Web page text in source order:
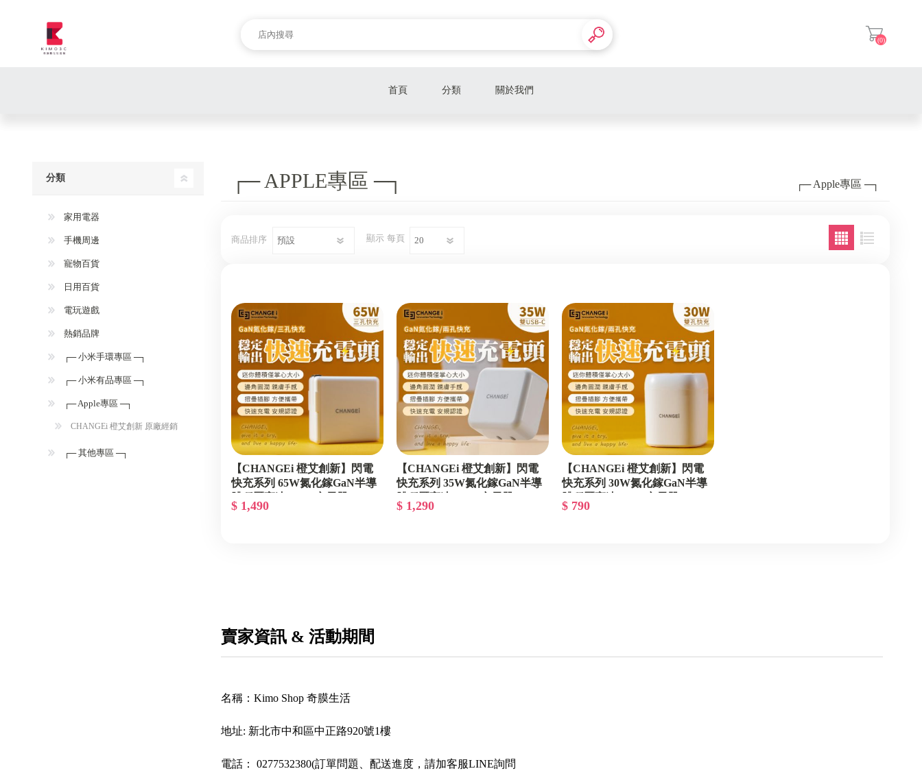
(0)
首頁 分類
Love can fly樂健飛 原廠經
銷
Lynx天貓座 原廠經銷
ATTILA阿提拉 原廠經銷
So satisfied豪滿億 原廠經銷
Absolute絕對喵 原廠經銷
Maoday毛商行 原廠經銷
小雲盒子 網路經銷
尚朋堂 原廠經銷
┌─ 小米手環專區 ─┐
┌─ 小米有品專區 ─┐ bebird 蜂鳥系列
┌─ Apple專區 ─┐
CHANGEi 橙艾創新 原廠經
銷
┌─ 其他專區 ─┐
CLSC城市塊根 原廠經銷
關於我們
┌─ APPLE專區 ─┐ ┌─ Apple專區 ─┐
商品排序 顯示 每頁
【CHANGEi 橙艾創新】閃電
快充系列 65W氮化鎵GaN半導
$ 1,490
【CHANGEi 橙艾創新】閃電
快充系列 35W氮化鎵GaN半導
$ 1,290
【CHANGEi 橙艾創新】閃電
快充系列 30W氮化鎵GaN半導
$ 790
賣家資訊 & 活動期間
名稱： Kimo Shop 奇膜生活
地址: 新北市中和區中正路920號1樓
電話： 0277532380(訂單問題、配送進度，請加客服LINE詢問
分類
家用電器
手機周邊
寵物百貨
日用百貨
電玩遊戲
熱銷品牌
┌─ 小米手環專區 ─┐
┌─ 小米有品專區 ─┐
┌─ Apple專區 ─┐
CHANGEi 橙艾創新 原廠經銷
┌─ 其他專區 ─┐